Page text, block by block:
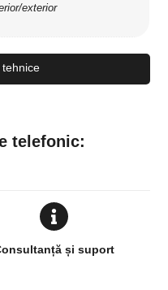
exterior
telefonic:
și suport